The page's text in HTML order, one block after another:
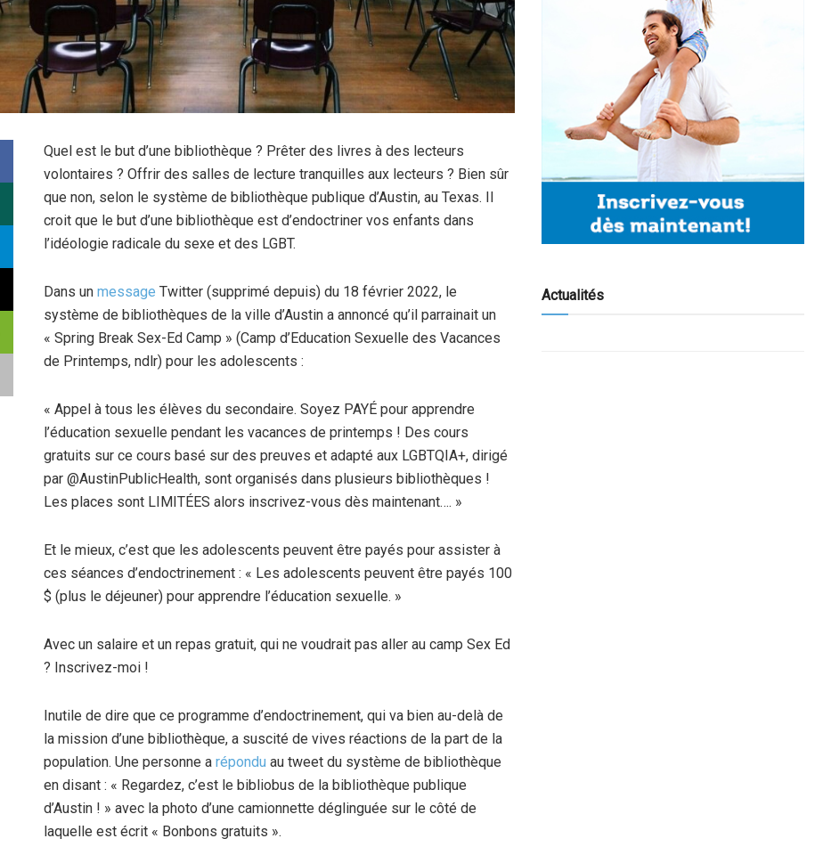
Quel est le but d’une bibliothèque ? Prêter des livres à des lecteurs
volontaires ? Offrir des salles de lecture tranquilles aux lecteurs ? Bien sûr
que non, selon le système de bibliothèque publique d’Austin, au Texas. Il
croit que le but d’une bibliothèque est d’endoctriner vos enfants dans
l’idéologie radicale du sexe et des LGBT.
Dans un message Twitter (supprimé depuis) du 18 février 2022, le
système de bibliothèques de la ville d’Austin a annoncé qu’il parrainait un
« Spring Break Sex-Ed Camp » (Camp d’Education Sexuelle des Vacances
de Printemps, ndlr) pour les adolescents :
« Appel à tous les élèves du secondaire. Soyez PAYÉ pour apprendre
l’éducation sexuelle pendant les vacances de printemps ! Des cours
gratuits sur ce cours basé sur des preuves et adapté aux LGBTQIA+, dirigé
par @AustinPublicHealth, sont organisés dans plusieurs bibliothèques !
Les places sont LIMITÉES alors inscrivez-vous dès maintenant…. »
Et le mieux, c’est que les adolescents peuvent être payés pour assister à
ces séances d’endoctrinement : « Les adolescents peuvent être payés 100
$ (plus le déjeuner) pour apprendre l’éducation sexuelle. »
Avec un salaire et un repas gratuit, qui ne voudrait pas aller au camp Sex Ed
? Inscrivez-moi !
Inutile de dire que ce programme d’endoctrinement, qui va bien au-delà de
la mission d’une bibliothèque, a suscité de vives réactions de la part de la
population. Une personne a répondu au tweet du système de bibliothèque
en disant : « Regardez, c’est le bibliobus de la bibliothèque publique
d’Austin ! » avec la photo d’une camionnette déglinguée sur le côté de
laquelle est écrit « Bonbons gratuits ».
Actualités